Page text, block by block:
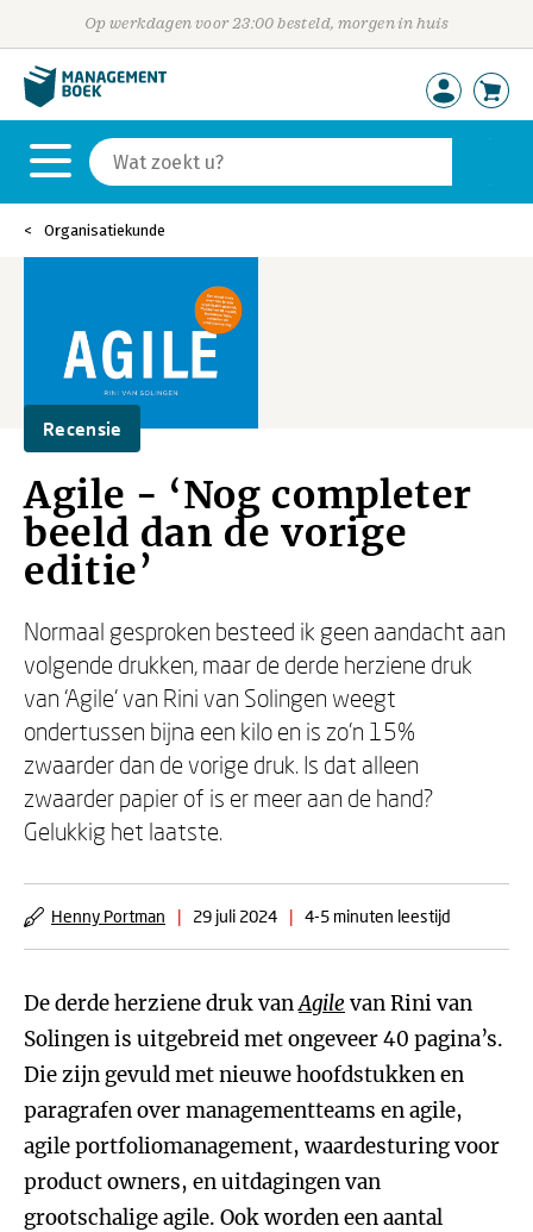
Op werkdagen voor 23:00 besteld, morgen in huis
Organisatiekunde
Recensie
Agile - ‘Nog completer
beeld dan de vorige
editie’
Normaal gesproken besteed ik geen aandacht aan
volgende drukken, maar de derde herziene druk
van ‘Agile’ van Rini van Solingen weegt
ondertussen bijna een kilo en is zo'n 15%
zwaarder dan de vorige druk. Is dat alleen
zwaarder papier of is er meer aan de hand?
Gelukkig het laatste.
Henny Portman | 29 juli 2024 | 4-5 minuten leestijd
De derde herziene druk vanAgile van Rini van
Solingen is uitgebreid met ongeveer 40 pagina’s.
Die zijn gevuld met nieuwe hoofdstukken en
paragrafen over managementteams en agile,
agile portfoliomanagement, waardesturing voor
product owners, en uitdagingen van
grootschalige agile. Ook worden een aantal